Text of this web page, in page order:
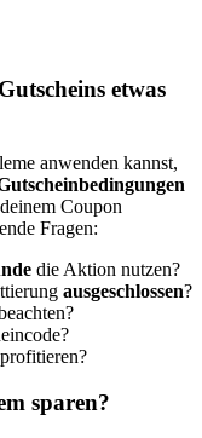
etwas
anwenden kannst,
Coupon
Fragen:
die Aktion nutzen?
ausgeschlossen?
sparen?